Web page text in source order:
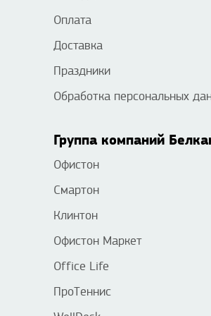
Оплата
Доставка
Праздники
Обработка персональных
Группа компаний
Офистон
Смартон
Клинтон
Офистон Маркет
Office Life
ПроТеннис